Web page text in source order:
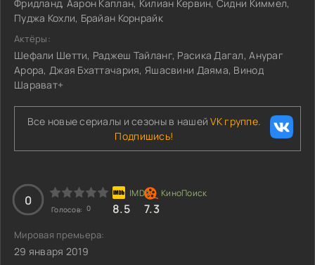
Фридланд, Аарон Каплан, Килиан Кервин, Сидни Киммел,
Пуджа Кохли, Брайан Корнрайк
Актёры:
Шефали Шетти, Раджеш Тайланг, Расика Дагал, Анураг
Арора, Джая Бхаттачария, Яшасвини Даяма, Винод
Шарават+
Все новые сериалы и сезоны в нашейVK группе.
Подпишись!
0
Голосов: 0 8.5 7.3
Мировая премьера:
29 января 2019